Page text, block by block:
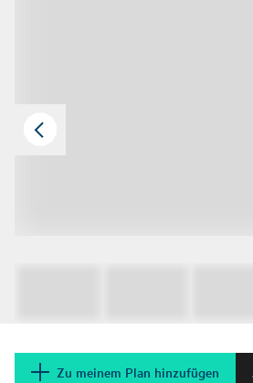
Zu meinem Plan hinzufügen